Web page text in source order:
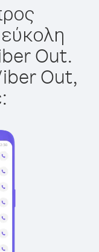
Out.
Out,